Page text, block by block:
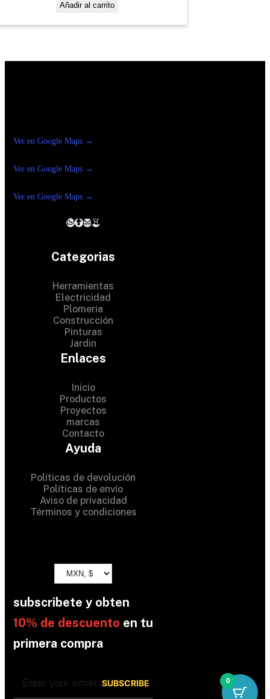
Añadir al carrito
Ver en Google Maps →
Ver en Google Maps →
Ver en Google Maps →
Categorias
Herramientas
Electricidad
Plomeria
Construcción
Pinturas
Jardin
Enlaces
Inicio
Productos
Proyectos
marcas
Contacto
Ayuda
Políticas de devolución
Políticas de envío
Aviso de privacidad
Términos y condiciones
subscribete y obten
10% de descuento en tu
primera compra
0